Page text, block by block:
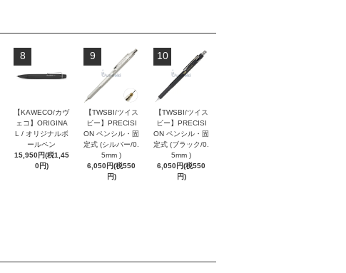
8
【KAWECO/カヴ
ェコ】ORIGINA
L / オリジナルボ
ールペン
15,950円(税1,45
0円)
9
【TWSBI/ツイス
ビー】PRECISI
ON ペンシル・固
定式 (シルバー/0.
5mm )
6,050円(税550
円)
10
【TWSBI/ツイス
ビー】PRECISI
ON ペンシル・固
定式 (ブラック/0.
5mm )
6,050円(税550
円)